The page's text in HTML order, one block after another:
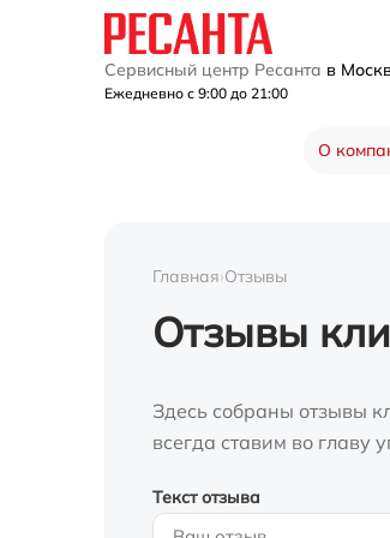
Сервисный центр Ресанта в
Ежедневно с 9:00 до 21:00
О
Главная›Отзывы
Отзывы
Здесь собраны отзывы
всегда ставим во
Текст отзыва